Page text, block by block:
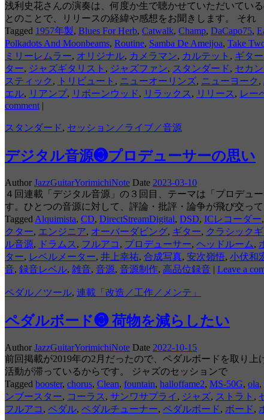
浅利史花さんの演奏は、何度か生で聴かせていただいてい
とのことで、リリースの経緯や感想をお聞きします。 それ
Tagged 1957年製, Blues For Herb, Catwalk, Champ, DaCapo75,
Polkadots And Moonbeams, Routine, Samba De Ameijoa, Take
ミリーレムラー, オリジナル, カメラマン, カルテット , ギター
ター, ジャズギタリスト , ジャズファン, スタンダード, セカ
スティック , トリビュート , ニューオーリンズ, ニューヨーク ,
エル, リアンプ, リボーンウッド, リラックス , リリース , レー
comment |
スタンダード, セッション／ライブ／音源
デジタル音源❸プロデューサーの思い
Author JazzGuitarYorimichiNote Date 2023-03-10
４回連載「デジタル音源」の３回目、テーマは「プロデュ
す。ひとつの音源に対して、評論・批評・論争が飛び交って
Tagged Alquimista, CD, DirectStreamDigital, DSD, ICレコーダー,
クター, エンジニア, オーバーダビング, ギター, クラシック
ル音源, ドラムス , フルアコ , プロデューサー, ヘッドルーム,
ター, レベルメーター, 井上幸祐, 合成写真, 安次嶺悟, 小伏和
音, 録音レベル, 雑音, 音源, 音源制作, 高品位録音 | Leave a
ペダル／ツール, 連載「改造／工作／メンテ」
ペダルボード❸ 荷物を減らしたい
Author JazzGuitarYorimichiNote Date 2022-10-15
前回掲載が2019年の2月だったので、ペダルボードを取り
活動が滞っているからです。 ジャズのセッションで
Tagged booster, chorus, Clean, fountain, halloffame2, MS-50G, ola,
ンブースター, コーラス , サンワサプライ , ジャズ, ストラト ,
フルアコ , ペダル, ペダルチューナー, ペダルボード, ボード,